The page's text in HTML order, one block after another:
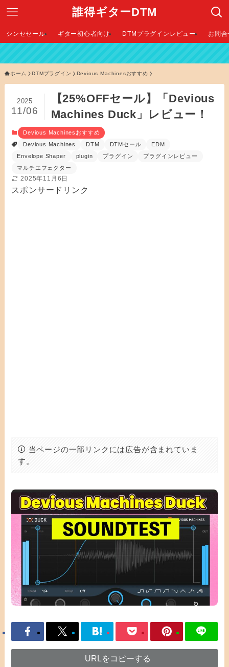
誰得ギターDTM
シンセセール ギター初心者向け DTMプラグインレビュー お問
ホーム DTMプラグイン Devious Machinesおすすめ
【25%OFFセール】「Devious
Machines Duck」レビュー！
2025
11/06
Devious Machinesおすすめ
Devious Machines
DTM DTMセール
EDM
Envelope Shaper
plugin プラグイン
プラグインレビュー
マルチエフェクター
2025年11月6日
スポンサードリンク
当ページの一部リンクには広告が含まれていま
す。
URLをコピーする